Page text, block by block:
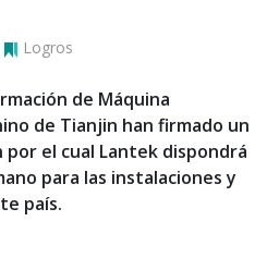
Logros
de Máquina
de Tianjin han firmado un
el cual Lantek dispondrá
para las instalaciones y
país.